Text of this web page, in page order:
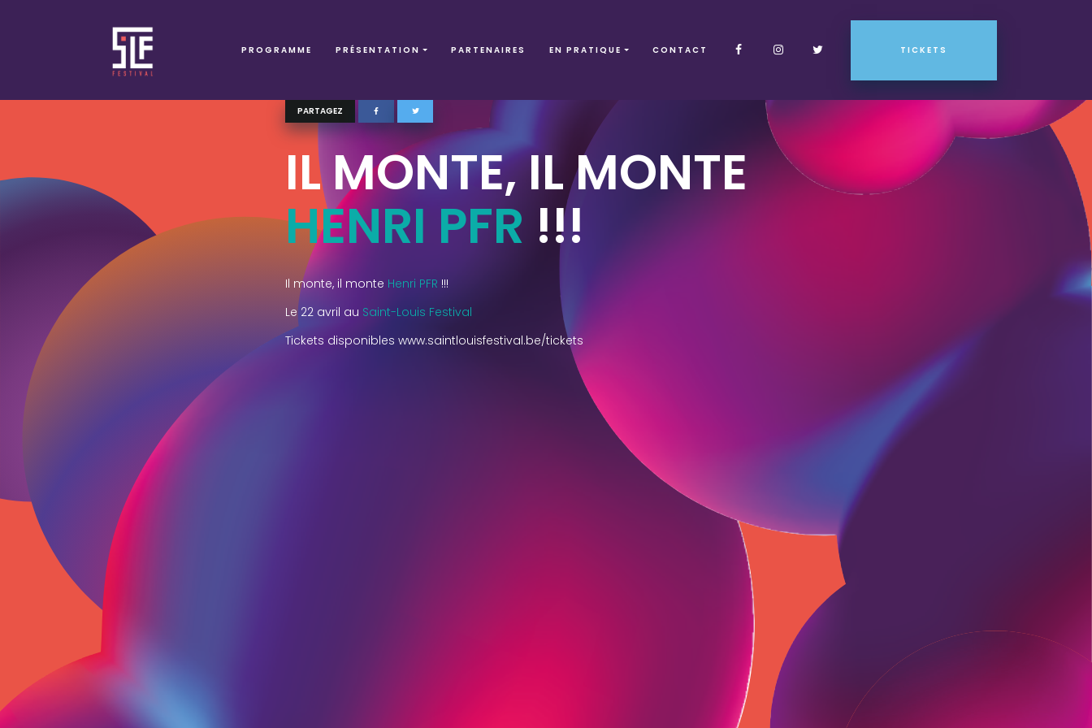
PROGRAMME PRÉSENTATION PARTENAIRES EN PRATIQUE CONTACT TICKETS
PARTAGEZ
IL MONTE, IL MONTE
HENRI PFR !!!
Il monte, il monte Henri PFR !!!
Le 22 avril au Saint-Louis Festival
Tickets disponibles www.saintlouisfestival.be/tickets